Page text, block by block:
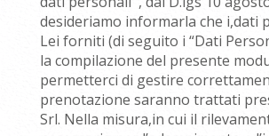
desideriamo informarla che i,dati
Lei forniti (di seguito i “Dati
la compilazione del presente
permetterci di gestire
prenotazione saranno trattati
Srl. Nella misura,in cui il